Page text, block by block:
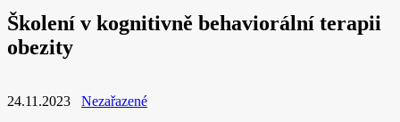
Školení v kognitivně behaviorální terapii
obezity
24.11.2023
Nezařazené